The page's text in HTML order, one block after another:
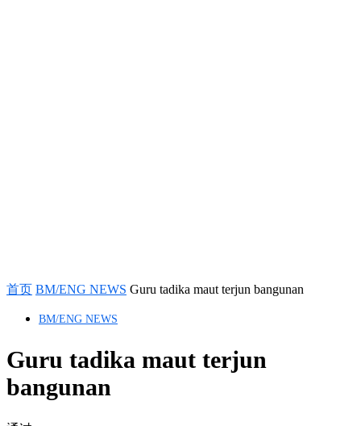
首页 BM/ENG NEWS Guru tadika maut terjun bangunan
BM/ENG NEWS
Guru tadika maut terjun
bangunan